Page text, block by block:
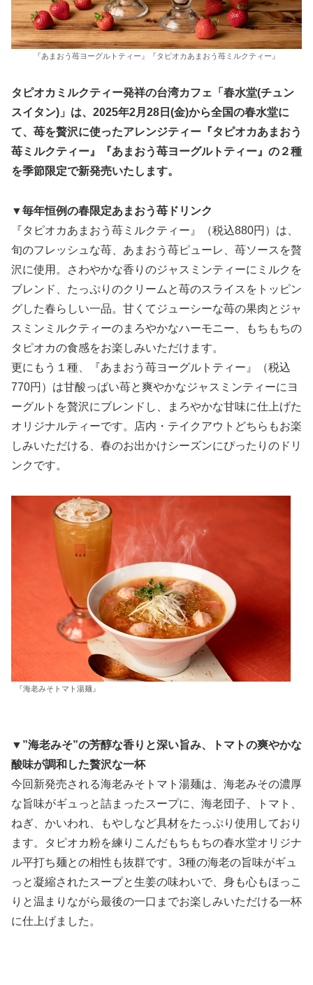
『あまおう苺ヨーグルトティー』『タピオカあまおう苺ミルクティー』
タピオカミルクティー発祥の台湾カフェ「春水堂(チュン
スイタン)」は、2025年2月28日(金)から全国の春水堂に
て、苺を贅沢に使ったアレンジティー『タピオカあまおう
苺ミルクティー』『あまおう苺ヨーグルトティー』の２種
を季節限定で新発売いたします。
▼毎年恒例の春限定あまおう苺ドリンク
『タピオカあまおう苺ミルクティー』（税込880円）は、
旬のフレッシュな苺、あまおう苺ピューレ、苺ソースを贅
沢に使用。さわやかな香りのジャスミンティーにミルクを
ブレンド、たっぷりのクリームと苺のスライスをトッピン
グした春らしい一品。甘くてジューシーな苺の果肉とジャ
スミンミルクティーのまろやかなハーモニー、もちもちの
タピオカの食感をお楽しみいただけます。
更にもう１種、『あまおう苺ヨーグルトティー』（税込
770円）は甘酸っぱい苺と爽やかなジャスミンティーにヨ
ーグルトを贅沢にブレンドし、まろやかな甘味に仕上げた
オリジナルティーです。店内・テイクアウトどちらもお楽
しみいただける、春のお出かけシーズンにぴったりのドリ
ンクです。
『海老みそトマト湯麺』
▼”海老みそ”の芳醇な香りと深い旨み、トマトの爽やかな
酸味が調和した贅沢な一杯
今回新発売される海老みそトマト湯麺は、海老みその濃厚
な旨味がギュっと詰まったスープに、海老団子、トマト、
ねぎ、かいわれ、もやしなど具材をたっぷり使用しており
ます。タピオカ粉を練りこんだもちもちの春水堂オリジナ
ル平打ち麺との相性も抜群です。3種の海老の旨味がギュ
っと凝縮されたスープと生姜の味わいで、身も心もほっこ
りと温まりながら最後の一口までお楽しみいただける一杯
に仕上げました。